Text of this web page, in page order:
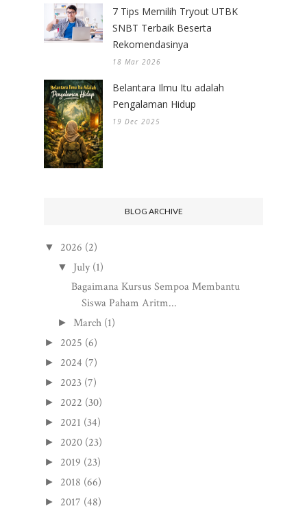
7 Tips Memilih Tryout UTBK
SNBT Terbaik Beserta
Rekomendasinya
18 Mar 2026
Belantara Ilmu Itu adalah
Pengalaman Hidup
19 Dec 2025
BLOG ARCHIVE
▼ 2026 (2)
▼ July (1)
Bagaimana Kursus Sempoa Membantu
Siswa Paham Aritm...
► March (1)
► 2025 (6)
► 2024 (7)
► 2023 (7)
► 2022 (30)
► 2021 (34)
► 2020 (23)
► 2019 (23)
► 2018 (66)
► 2017 (48)